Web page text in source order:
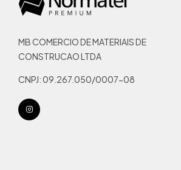
MB COMERCIO DE MATERIAIS DE
CONSTRUCAO LTDA
CNPJ: 09.267.050/0007-08